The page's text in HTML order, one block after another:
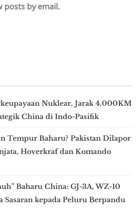
posts by email.
Nuklear, Jarak 4,000KM
China di Indo-Pasifik
Tempur Baharu? Pakistan Dilapor
Hoverkraf dan Komando
Baharu China: GJ-3A, WZ-10
Sasaran kepada Peluru Berpandu